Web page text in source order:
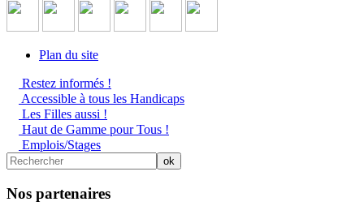
Plan du site
Restez informés !
Accessible à tous les Handicaps
Les Filles aussi !
Haut de Gamme pour Tous !
Emplois/Stages
Nos partenaires